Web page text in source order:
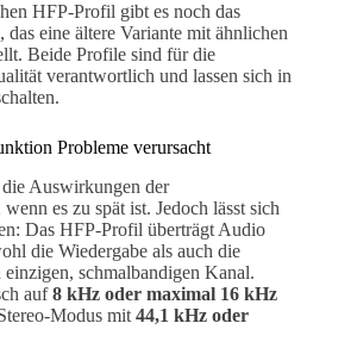
HFP-Profil gibt es noch das
, das eine ältere Variante mit ähnlichen
Beide Profile sind für die
verantwortlich und lassen sich in
Probleme verursacht
Auswirkungen der
es zu spät ist. Jedoch lässt sich
Das HFP-Profil überträgt Audio
die Wiedergabe als auch die
schmalbandigen Kanal.
auf8 kHz oder maximal 16 kHz
Modus mit 44,1 kHz oder